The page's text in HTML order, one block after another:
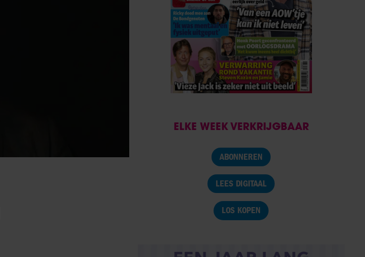
ELKE WEEK VERKRIJGBAAR
ABONNEREN
LEES DIGITAAL
LOS KOPEN